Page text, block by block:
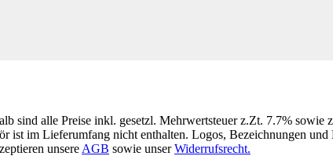
sind alle Preise inkl. gesetzl. Mehrwertsteuer z.Zt. 7.7% sowie
ist im Lieferumfang nicht enthalten. Logos, Bezeichnungen
unsere AGB sowie unserWiderrufsrecht.